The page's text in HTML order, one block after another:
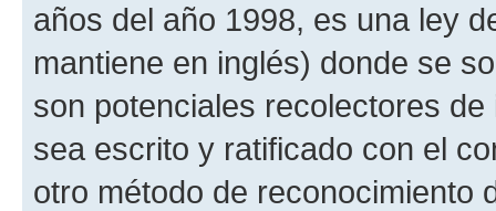
años del año 1998, es una ley
mantiene en inglés) donde se
son potenciales recolectores
sea escrito y ratificado con el
otro método de reconocimiento